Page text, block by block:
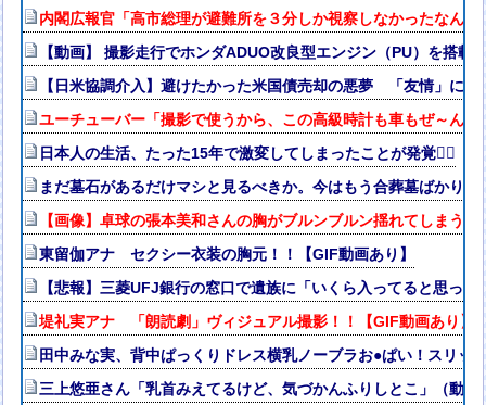
内閣広報官「高市総理が避難所を３分しか視察しなかったなん
【動画】 撮影走行でホンダADUO改良型エンジン（PU）を搭載
【日米協調介入】避けたかった米国債売却の悪夢 「友情」に透
ユーチューバー「撮影で使うから、この高級時計も車もぜ～んぶ
日本人の生活、たった15年で激変してしまったことが発覚🤦‍♂
まだ墓石があるだけマシと見るべきか。今はもう合葬墓ばかり
【画像】卓球の張本美和さんの胸がブルンブルン揺れてしま
東留伽アナ セクシー衣装の胸元！！【GIF動画あり】
【悲報】三菱UFJ銀行の窓口で遺族に「いくら入ってると思っ
堤礼実アナ 「朗読劇」ヴィジュアル撮影！！【GIF動画あり】
田中みな実、背中ぱっくりドレス横乳ノーブラお●ぱい！スリッ
三上悠亜さん「乳首みえてるけど、気づかんふりしとこ」（動画